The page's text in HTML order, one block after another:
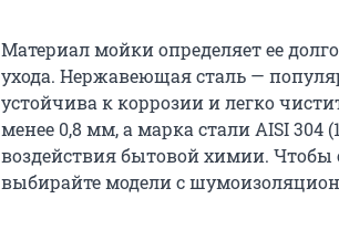
Материал мойки определяет ее
ухода. Нержавеющая сталь —
устойчива к коррозии и легко
менее 0,8 мм, а марка стали AISI 304
воздействия бытовой химии.
выбирайте модели с